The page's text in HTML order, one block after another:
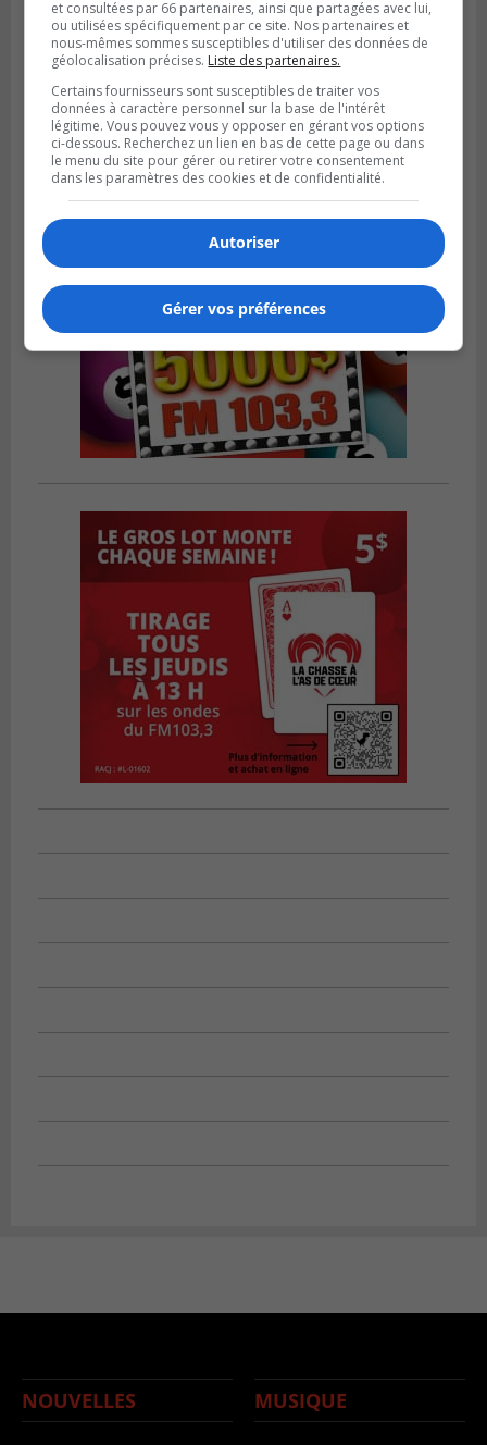
Publié le 4 août 2026 à 07h27
Les clubs de la Rive-Sud récoltent des
points en Ligue 1 Québec
NOUVELLES MUSIQUE
et consultées par 66 partenaires, ainsi que partagées avec lui,
ou utilisées spécifiquement par ce site. Nos partenaires et
nous-mêmes sommes susceptibles d'utiliser des données de
géolocalisation précises. Liste des partenaires.
Certains fournisseurs sont susceptibles de traiter vos
données à caractère personnel sur la base de l'intérêt
légitime. Vous pouvez vous y opposer en gérant vos options
ci-dessous. Recherchez un lien en bas de cette page ou dans
le menu du site pour gérer ou retirer votre consentement
dans les paramètres des cookies et de confidentialité.
Autoriser
Gérer vos préférences